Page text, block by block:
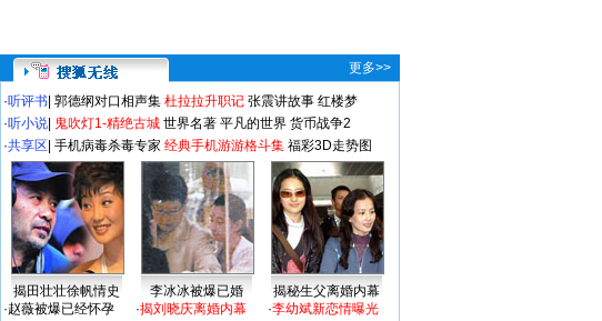
更多>>
·听评书 郭德纲对口相声集 杜拉拉升职记 张震讲故事 红楼梦
·听小说 鬼吹灯1-精绝古城 世界名著 平凡的世界 货币战争2
·共享区 手机病毒杀毒专家 经典手机游游格斗集 福彩3D走势图
揭田壮壮徐帆情史 李冰冰被爆已婚
揭秘生父离婚内幕
·赵薇被爆已经怀孕
·揭刘晓庆离婚内幕
·李幼斌新恋情曝光